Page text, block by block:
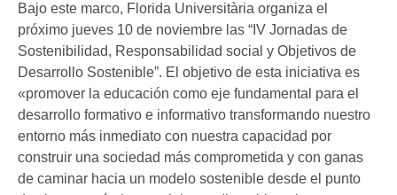
Bajo este marco, Florida Universitària organiza el
próximo jueves 10 de noviembre las “IV Jornadas de
Sostenibilidad, Responsabilidad social y Objetivos de
Desarrollo Sostenible”. El objetivo de esta iniciativa es
«promover la educación como eje fundamental para el
desarrollo formativo e informativo transformando nuestro
entorno más inmediato con nuestra capacidad por
construir una sociedad más comprometida y con ganas
de caminar hacia un modelo sostenible desde el punto